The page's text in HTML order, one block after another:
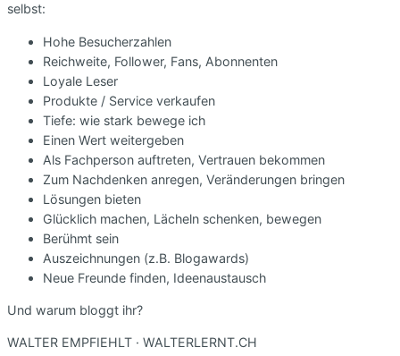
selbst:
Hohe Besucherzahlen
Reichweite, Follower, Fans, Abonnenten
Loyale Leser
Produkte / Service verkaufen
Tiefe: wie stark bewege ich
Einen Wert weitergeben
Als Fachperson auftreten, Vertrauen bekommen
Zum Nachdenken anregen, Veränderungen bringen
Lösungen bieten
Glücklich machen, Lächeln schenken, bewegen
Berühmt sein
Auszeichnungen (z.B. Blogawards)
Neue Freunde finden, Ideenaustausch
Und warum bloggt ihr?
WALTER EMPFIEHLT · WALTERLERNT.CH